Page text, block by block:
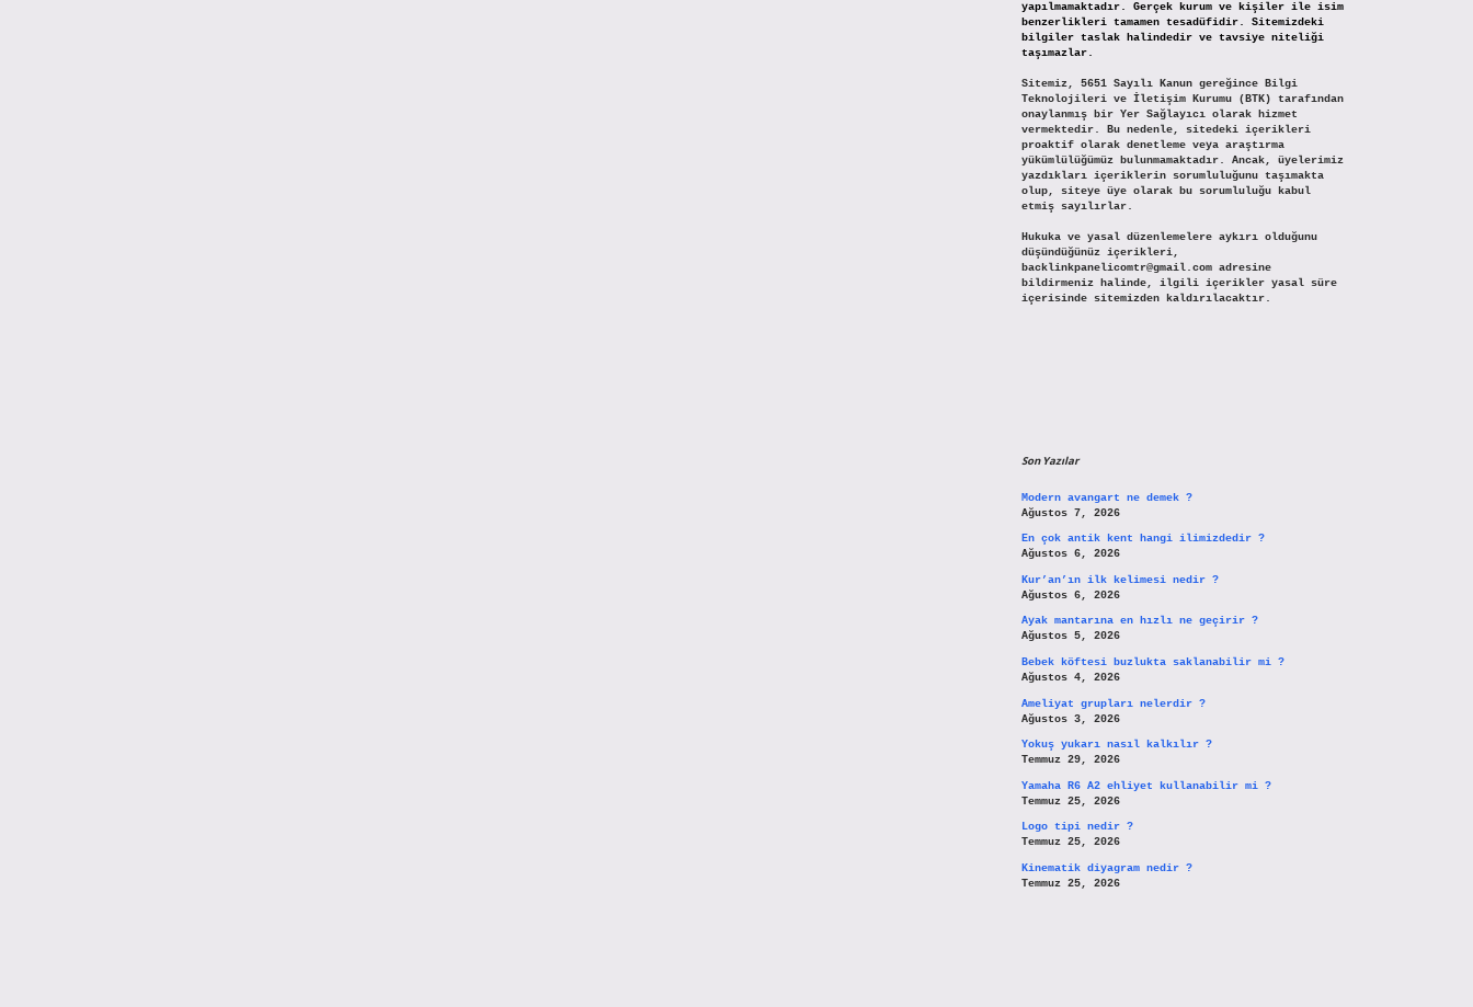
yapılmamaktadır. Gerçek kurum ve kişiler ile isim
benzerlikleri tamamen tesadüfidir. Sitemizdeki
bilgiler taslak halindedir ve tavsiye niteliği
taşımazlar.
Sitemiz, 5651 Sayılı Kanun gereğince Bilgi
Teknolojileri ve İletişim Kurumu (BTK) tarafından
onaylanmış bir Yer Sağlayıcı olarak hizmet
vermektedir. Bu nedenle, sitedeki içerikleri
proaktif olarak denetleme veya araştırma
yükümlülüğümüz bulunmamaktadır. Ancak, üyelerimiz
yazdıkları içeriklerin sorumluluğunu taşımakta
olup, siteye üye olarak bu sorumluluğu kabul
etmiş sayılırlar.
Hukuka ve yasal düzenlemelere aykırı olduğunu
düşündüğünüz içerikleri,
backlinkpanelicomtr@gmail.comadresine
bildirmeniz halinde, ilgili içerikler yasal süre
içerisinde sitemizden kaldırılacaktır.
Son Yazılar
Modern avangart ne demek ?
Ağustos 7, 2026
En çok antik kent hangi ilimizdedir ?
Ağustos 6, 2026
Kur’an’ın ilk kelimesi nedir ?
Ağustos 6, 2026
Ayak mantarına en hızlı ne geçirir ?
Ağustos 5, 2026
Bebek köftesi buzlukta saklanabilir mi ?
Ağustos 4, 2026
Ameliyat grupları nelerdir ?
Ağustos 3, 2026
Yokuş yukarı nasıl kalkılır ?
Temmuz 29, 2026
Yamaha R6 A2 ehliyet kullanabilir mi ?
Temmuz 25, 2026
Logo tipi nedir ?
Temmuz 25, 2026
Kinematik diyagram nedir ?
Temmuz 25, 2026